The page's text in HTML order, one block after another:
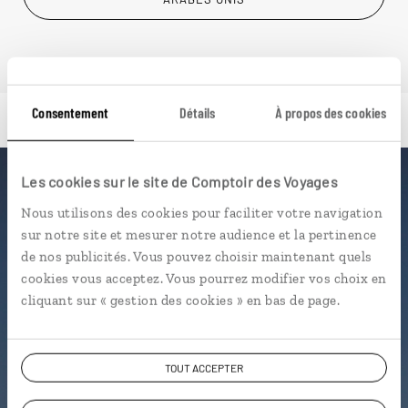
Consentement Détails À propos des cookies
Les cookies sur le site de Comptoir des Voyages
Nous utilisons des cookies pour faciliter votre navigation
sur notre site et mesurer notre audience et la pertinence
de nos publicités. Vous pouvez choisir maintenant quels
cookies vous acceptez. Vous pourrez modifier vos choix en
cliquant sur « gestion des cookies » en bas de page.
TOUT ACCEPTER
Luciole,
l'appli qui vous guide aux
Emirats Arabes Unis
L’itinéraire vers votre guesthouse
Notre sélection derooftops
Dubaï